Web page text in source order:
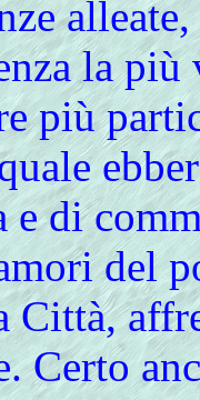
la
più
di
del
Città,
Certo